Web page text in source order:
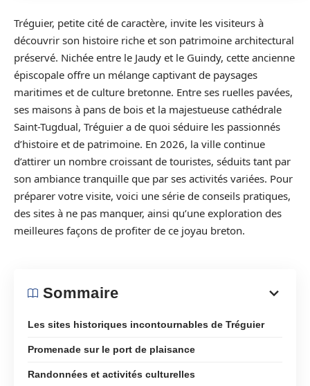
Tréguier, petite cité de caractère, invite les visiteurs à
découvrir son histoire riche et son patrimoine architectural
préservé. Nichée entre le Jaudy et le Guindy, cette ancienne
épiscopale offre un mélange captivant de paysages
maritimes et de culture bretonne. Entre ses ruelles pavées,
ses maisons à pans de bois et la majestueuse cathédrale
Saint-Tugdual, Tréguier a de quoi séduire les passionnés
d’histoire et de patrimoine. En 2026, la ville continue
d’attirer un nombre croissant de touristes, séduits tant par
son ambiance tranquille que par ses activités variées. Pour
préparer votre visite, voici une série de conseils pratiques,
des sites à ne pas manquer, ainsi qu’une exploration des
meilleures façons de profiter de ce joyau breton.
Sommaire
Les sites historiques incontournables de Tréguier
Promenade sur le port de plaisance
Randonnées et activités culturelles